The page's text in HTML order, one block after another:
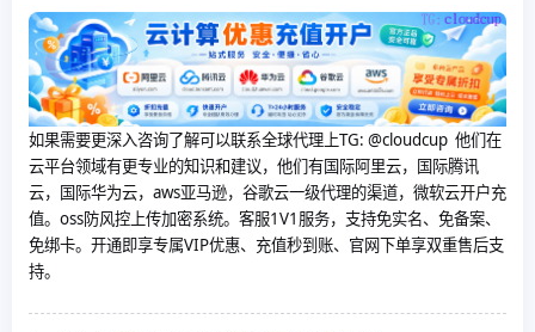
如果需要更深入咨询了解可以联系全球代理上TG: @cloudcup 他们在
云平台领域有更专业的知识和建议，他们有国际阿里云，国际腾讯
云，国际华为云，aws亚马逊，谷歌云一级代理的渠道，微软云开户充
值。oss防风控上传加密系统。客服1V1服务，支持免实名、免备案、
免绑卡。开通即享专属VIP优惠、充值秒到账、官网下单享双重售后支
持。